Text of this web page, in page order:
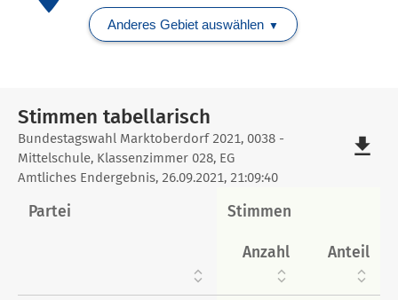
Anderes Gebiet auswählen
Stimmen tabellarisch
Stimmen
tabellarisch
Bundestagswahl Marktoberdorf 2021, 0038 -
Mittelschule, Klassenzimmer 028, EG
Amtliches Endergebnis, 26.09.2021, 21:09:40
file_download
Partei Stimmen
Anzahl Anteil